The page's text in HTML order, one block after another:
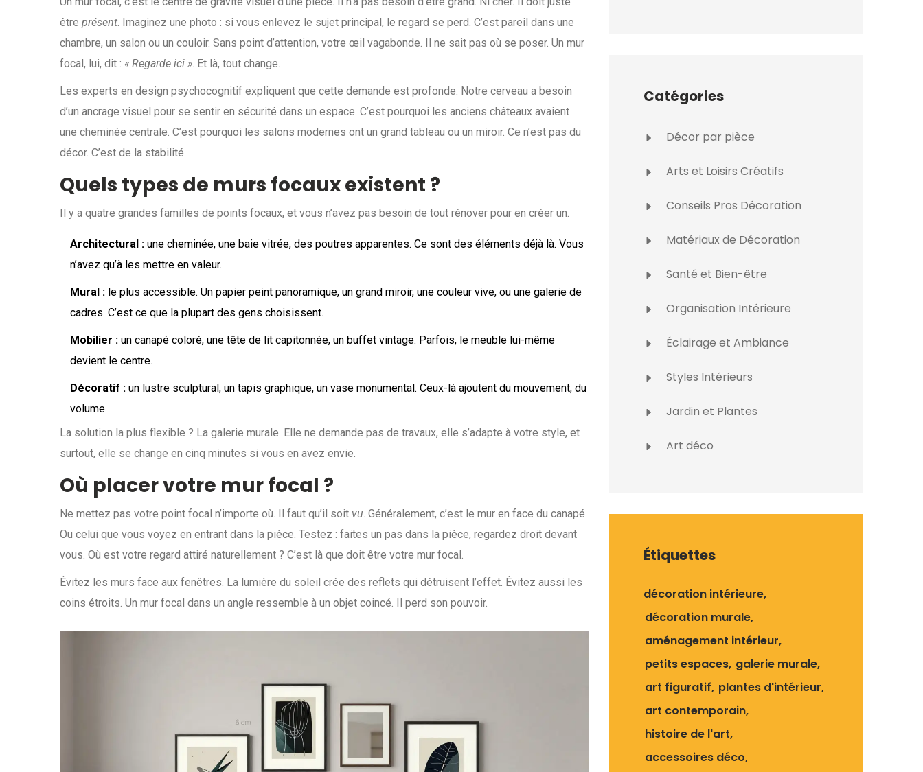
être présent. Imaginez une photo : si vous enlevez le sujet principal, le regard se perd. C’est pareil dans une
chambre, un salon ou un couloir. Sans point d’attention, votre œil vagabonde. Il ne sait pas où se poser. Un mur
focal, lui, dit : « Regarde ici ». Et là, tout change.
Les experts en design psychocognitif expliquent que cette demande est profonde. Notre cerveau a besoin
d’un ancrage visuel pour se sentir en sécurité dans un espace. C’est pourquoi les anciens châteaux avaient
une cheminée centrale. C’est pourquoi les salons modernes ont un grand tableau ou un miroir. Ce n’est pas du
décor. C’est de la stabilité.
Quels types de murs focaux existent ?
Il y a quatre grandes familles de points focaux, et vous n’avez pas besoin de tout rénover pour en créer un.
Architectural : une cheminée, une baie vitrée, des poutres apparentes. Ce sont des éléments déjà là. Vous
n’avez qu’à les mettre en valeur.
Mural : le plus accessible. Un papier peint panoramique, un grand miroir, une couleur vive, ou une galerie de
cadres. C’est ce que la plupart des gens choisissent.
Mobilier : un canapé coloré, une tête de lit capitonnée, un buffet vintage. Parfois, le meuble lui-même
devient le centre.
Décoratif : un lustre sculptural, un tapis graphique, un vase monumental. Ceux-là ajoutent du mouvement, du
volume.
La solution la plus flexible ? La galerie murale. Elle ne demande pas de travaux, elle s’adapte à votre style, et
surtout, elle se change en cinq minutes si vous en avez envie.
Où placer votre mur focal ?
Ne mettez pas votre point focal n’importe où. Il faut qu’il soit vu. Généralement, c’est le mur en face du canapé.
Ou celui que vous voyez en entrant dans la pièce. Testez : faites un pas dans la pièce, regardez droit devant
vous. Où est votre regard attiré naturellement ? C’est là que doit être votre mur focal.
Évitez les murs face aux fenêtres. La lumière du soleil crée des reflets qui détruisent l’effet. Évitez aussi les
coins étroits. Un mur focal dans un angle ressemble à un objet coincé. Il perd son pouvoir.
Catégories
Décor par pièce
Arts et Loisirs Créatifs
Conseils Pros Décoration
Matériaux de Décoration
Santé et Bien-être
Organisation Intérieure
Éclairage et Ambiance
Styles Intérieurs
Jardin et Plantes
Art déco
Étiquettes
décoration intérieure
décoration murale
aménagement intérieur
petits espaces galerie murale
art figuratif plantes d'intérieur
art contemporain
histoire de l'art
accessoires déco